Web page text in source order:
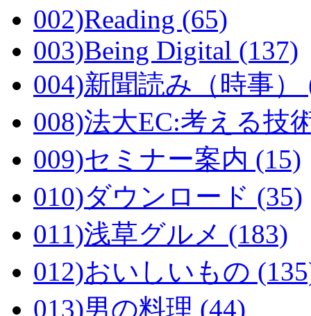
002)Reading (65)
003)Being Digital (137)
004)新聞読み（時事）
008)法大EC:考える技
009)セミナー案内 (15)
010)ダウンロード (35)
011)浅草グルメ (183)
012)おいしいもの
013)男の料理 (44)